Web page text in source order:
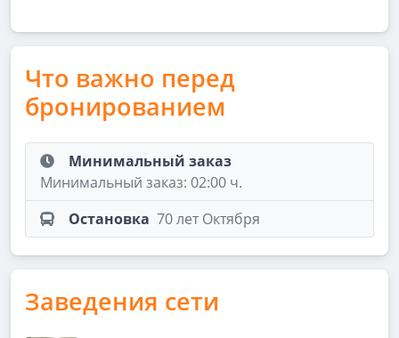
Что важно перед
бронированием
Минимальный заказ
Минимальный заказ: 02:00 ч.
Остановка 70 лет Октября
Заведения сети